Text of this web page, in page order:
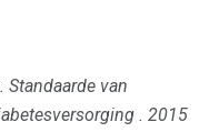
Standaarde van
. 2015